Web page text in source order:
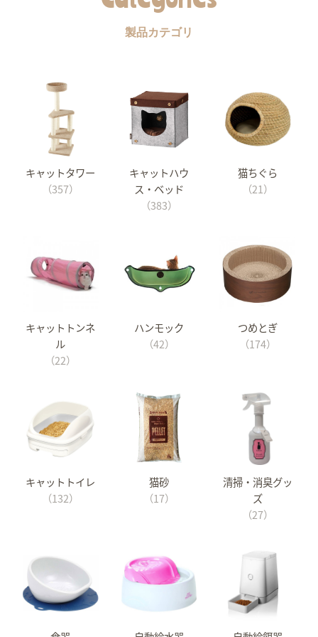
製品カテゴリ
キャットタワー
（357）
キャットハウ
ス・ベッド
（383）
猫ちぐら
（21）
キャットトンネ
ル
（22）
ハンモック
（42）
つめとぎ
（174）
キャットトイレ
（132）
猫砂
（17）
清掃・消臭グッ
ズ
（27）